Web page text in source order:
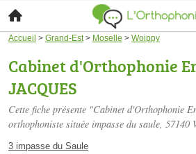
Accueil > Grand-Est> Moselle > Woippy
Cabinet d'Orthophonie
JACQUES
Cette fiche présente "Cabinet d'Orthophonie
orthophoniste située impasse du saule, 57140
3 impasse du Saule